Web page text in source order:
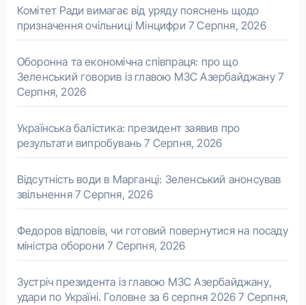
Комітет Ради вимагає від уряду пояснень щодо
призначення очільниці Мінцифри 7 Серпня, 2026
Оборонна та економічна співпраця: про що
Зеленський говорив із главою МЗС Азербайджану 7
Серпня, 2026
Українська балістика: президент заявив про
результати випробувань 7 Серпня, 2026
Відсутність води в Марганці: Зеленський анонсував
звільнення 7 Серпня, 2026
Федоров відповів, чи готовий повернутися на посаду
міністра оборони 7 Серпня, 2026
Зустріч президента із главою МЗС Азербайджану,
удари по Україні. Головне за 6 серпня 2026 7 Серпня,